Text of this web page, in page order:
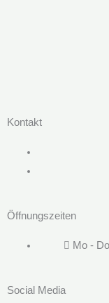
Kontakt
Öffnungszeiten
Mo -
Social Media